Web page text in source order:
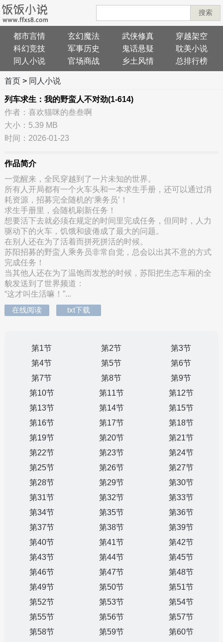
搜索
都市言情 玄幻魔法 武侠修真
穿越架空
科幻竞技
军事历史 鬼话悬疑
耽美小说
同人小说
官场商战 乡土风情 总排行榜
首页> 同人小说
列车求生：我的野蛮人不对劲(1-614)
作者：喜欢猫咪的叁叁啊
大小：5.39 MB
时间：2026-01-23
作品简介
一觉醒来，全民穿越到了一片未知的世界。
所有人开局都有一个火车头和一本求生手册，还可以通过消
耗资源，招募完全随机的‘乘务员’！
求生手册里，会随机刷新任务！
想要活下去就必须在规定的时间里完成任务，但同时，人力
驱动下的火车，饥饿和疲倦成了最大的问题。
在别人还在为了活着而拼死拼活的时候。
苏阳招募的野蛮人乘务员非常自觉，总会以出其不意的方式
完成任务！
当其他人还在为了温饱而发愁的时候，苏阳把生态车厢的全
貌发送到了世界频道：
“这才叫生活嘛！”...
在线阅读
txt下载
第1节 第2节
第3节
第4节
第5节
第6节
第7节
第8节
第9节
第10节
第11节
第12节
第13节
第14节
第15节
第16节
第17节
第18节
第19节
第20节
第21节
第22节
第23节
第24节
第25节
第26节
第27节
第28节
第29节
第30节
第31节
第32节
第33节
第34节
第35节
第36节
第37节
第38节
第39节
第40节
第41节
第42节
第43节
第44节
第45节
第46节
第47节
第48节
第49节
第50节
第51节
第52节
第53节
第54节
第55节
第56节
第57节
第58节
第59节
第60节